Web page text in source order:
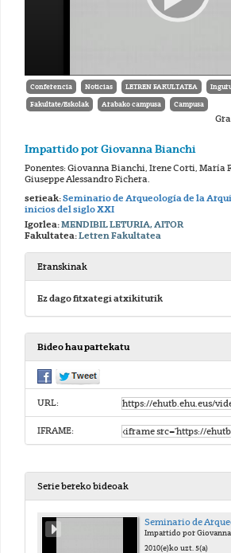
Conferencia Noticias LETREN FAKULTATEA
Fakultate/Eskolak Arabako campusa Campusa
Impartido por Giovanna Bianchi
Ponentes: Giovanna Bianchi, Irene Corti, María
Giuseppe Alessandro Fichera.
serieak:Seminario de Arqueología de la
inicios del siglo XXI
Igorlea:MENDIBIL LETURIA, AITOR
Fakultatea:Letren Fakultatea
Eranskinak
Ez dago fitxategi atxikiturik
Bideo hau partekatu
URL:
IFRAME:
Serie bereko bideoak
Impartido por
2010(e)ko uzt. 5(a)